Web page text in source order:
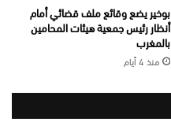
بوخير يضع وقائع ملف قضائي أمام
أنظار رئيس جمعية هيئات المحامين
بالمغرب
منذ 4 أيام